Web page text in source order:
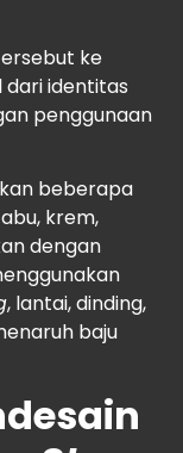
ke
dari identitas
penggunaan
beberapa
krem,
dengan
, lantai, dinding,
baju